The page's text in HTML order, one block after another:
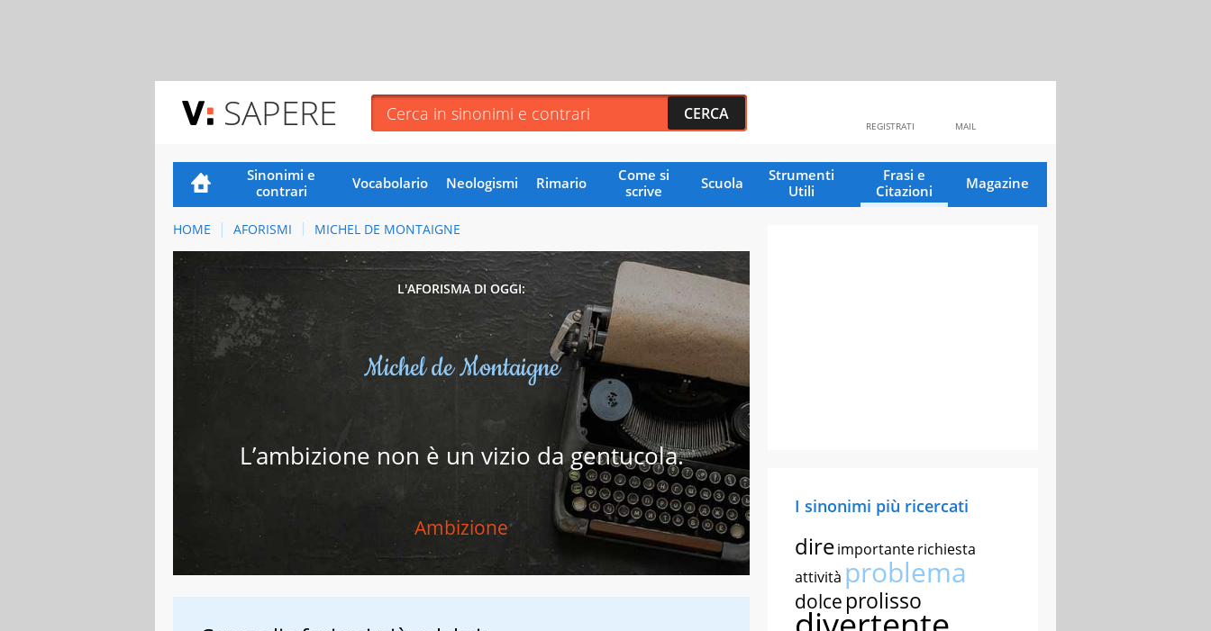
SAPERE MAIL
REGISTRATI
Sinonimi e
contrari
Vocabolario Neologismi Rimario
Come si
scrive
Scuola
Strumenti
Utili
Frasi e
Citazioni
Magazine
HOME AFORISMI MICHEL DE MONTAIGNE
L'AFORISMA DI OGGI:
Michel de Montaigne
L’ambizione non è un vizio da gentucola.
Ambizione
I sinonimi più ricercati
direimportanterichiesta
attività problema
dolce prolisso